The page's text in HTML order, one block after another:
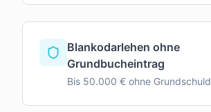
Blankodarlehen ohne
Grundbucheintrag
Bis 50.000 € ohne Grundschuld